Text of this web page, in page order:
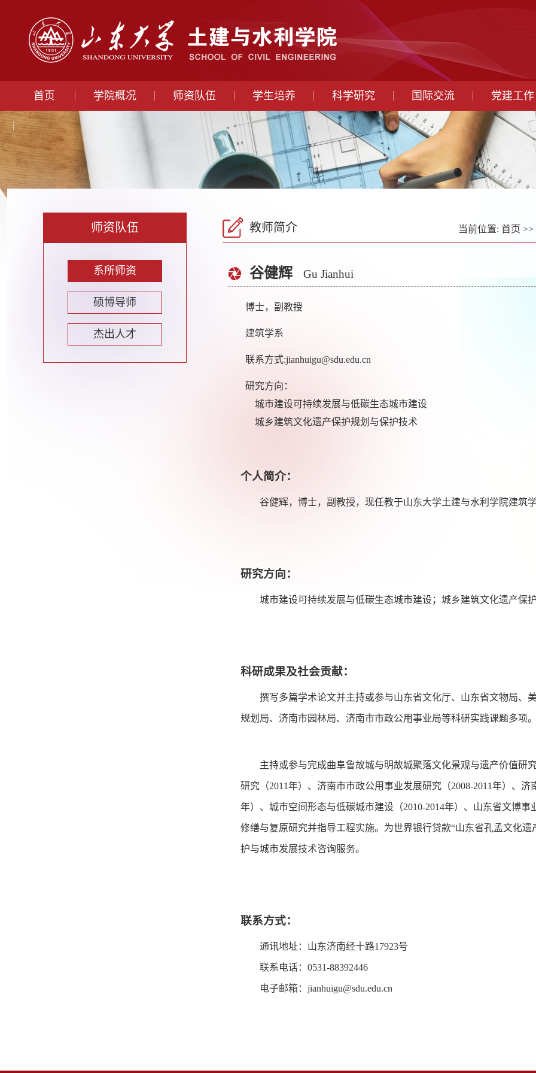
首页 学院概况 师资队伍 学生培养 科学研究 国际交流 党建工作
师资队伍
系所师资
硕博导师
杰出人才
教师简介 当前位置: 首页 >>
谷健辉 Gu Jianhui
博士，副教授
建筑学系
联系方式:jianhuigu@sdu.edu.cn
研究方向：
城市建设可持续发展与低碳生态城市建设
城乡建筑文化遗产保护规划与保护技术
个人简介：
谷健辉，博士，副教授，现任教于山东大学土建与水利学院建筑
研究方向：
城市建设可持续发展与低碳生态城市建设；城乡建筑文化遗产保
科研成果及社会贡献：
撰写多篇学术论文并主持或参与山东省文化厅、山东省文物局、
规划局、济南市园林局、济南市市政公用事业局等科研实践课题多项
主持或参与完成曲阜鲁故城与明故城聚落文化景观与遗产价值研
研究（2011年）、济南市市政公用事业发展研究（2008-2011年）、
年）、城市空间形态与低碳城市建设（2010-2014年）、山东省文博
修缮与复原研究并指导工程实施。为世界银行贷款“山东省孔孟文化遗
护与城市发展技术咨询服务。
联系方式：
通讯地址：山东济南经十路17923号
联系电话：0531-88392446
电子邮箱：jianhuigu@sdu.edu.cn